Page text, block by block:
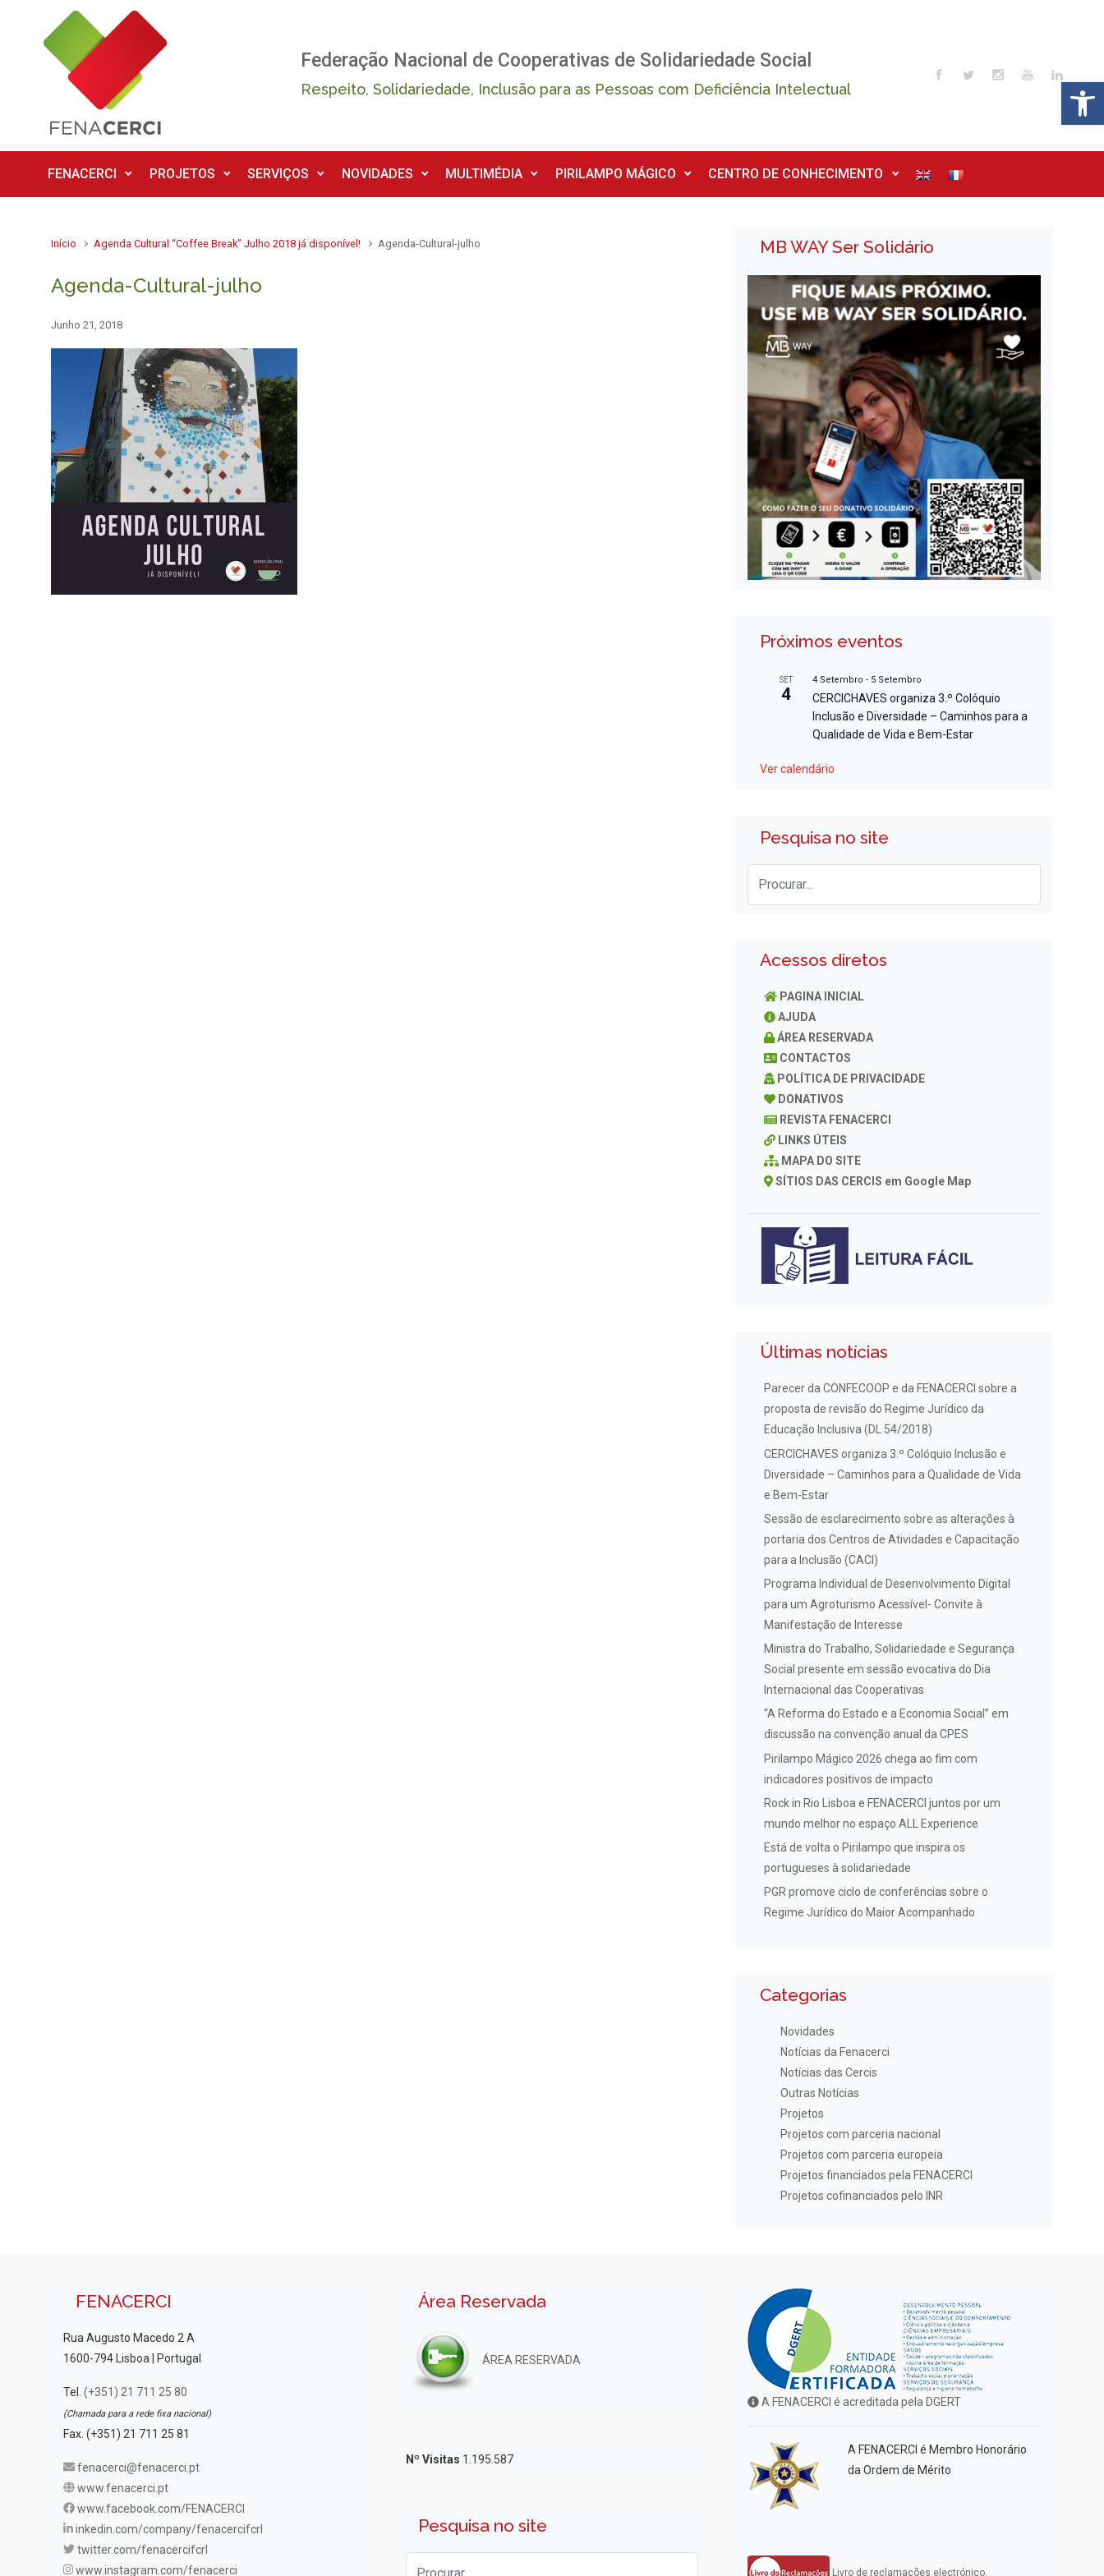
Skip to main content
Federação Nacional de Cooperativas de Solidariedade Social
Respeito, Solidariedade, Inclusão para as Pessoas com Deficiência Intelectual
FENACERCI PROJETOS SERVIÇOS NOVIDADES MULTIMÉDIA PIRILAMPO MÁGICO CENTRO DE CONHECIMENTO
Início Agenda Cultural “Coffee Break” Julho 2018 já disponível! Agenda-Cultural-julho
Agenda-Cultural-julho
Junho 21, 2018
MB WAY Ser Solidário
Próximos eventos
SET
4
4 Setembro - 5 Setembro
CERCICHAVES organiza 3.º Colóquio
Inclusão e Diversidade – Caminhos para a
Qualidade de Vida e Bem-Estar
Ver calendário
Pesquisa no site
Acessos diretos
PAGINA INICIAL
AJUDA
ÁREA RESERVADA
CONTACTOS
POLÍTICA DE PRIVACIDADE
DONATIVOS
REVISTA FENACERCI
LINKS ÚTEIS
MAPA DO SITE
SÍTIOS DAS CERCIS em Google Map
Últimas notícias
Parecer da CONFECOOP e da FENACERCI sobre a
proposta de revisão do Regime Jurídico da
Educação Inclusiva (DL 54/2018)
CERCICHAVES organiza 3.º Colóquio Inclusão e
Diversidade – Caminhos para a Qualidade de Vida
e Bem-Estar
Sessão de esclarecimento sobre as alterações à
portaria dos Centros de Atividades e Capacitação
para a Inclusão (CACI)
Programa Individual de Desenvolvimento Digital
para um Agroturismo Acessível- Convite à
Manifestação de Interesse
Ministra do Trabalho, Solidariedade e Segurança
Social presente em sessão evocativa do Dia
Internacional das Cooperativas
“A Reforma do Estado e a Economia Social” em
discussão na convenção anual da CPES
Pirilampo Mágico 2026 chega ao fim com
indicadores positivos de impacto
Rock in Rio Lisboa e FENACERCI juntos por um
mundo melhor no espaço ALL Experience
Está de volta o Pirilampo que inspira os
portugueses à solidariedade
PGR promove ciclo de conferências sobre o
Regime Jurídico do Maior Acompanhado
Categorias
Novidades
Notícias da Fenacerci
Notícias das Cercis
Outras Notícias
Projetos
Projetos com parceria nacional
Projetos com parceria europeia
Projetos financiados pela FENACERCI
Projetos cofinanciados pelo INR
FENACERCI
Rua Augusto Macedo 2 A
1600-794 Lisboa | Portugal
Tel. (+351) 21 711 25 80
(Chamada para a rede fixa nacional)
Fax. (+351) 21 711 25 81
fenacerci@fenacerci.pt
www.fenacerci.pt
www.facebook.com/FENACERCI
inkedin.com/company/fenacercifcrl
twitter.com/fenacercifcrl
www.instagram.com/fenacerci
Área Reservada
ÁREA RESERVADA
Nº Visitas 1.195.587
Pesquisa no site
A FENACERCI é acreditada pela DGERT
A FENACERCI é Membro Honorário
da Ordem de Mérito
Livro de reclamações electrónico.